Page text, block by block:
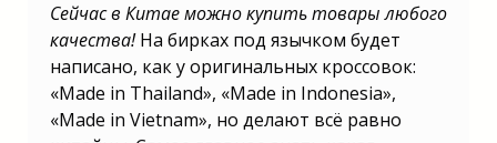
Сейчас в Китае можно купить товары любого
качества!На бирках под язычком будет
написано, как у оригинальных кроссовок:
«Made in Thailand», «Made in Indonesia»,
«Made in Vietnam», но делают всё равно
открыть 2025 году в России? | Какой
бизнес можно открыть в 2025 году? |
Какой бизнес лучше открыть в 2025
году? | Какой можно открыть бизнес в
2025 году? | Какой бизнес выгодно
открыть в 2025 году? | Какой лучше
открыть бизнес в 2025 году? | Какой
бизнес выгодно открыть в 2025 году?